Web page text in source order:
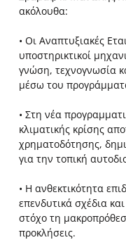
ακόλουθα:
• Οι Αναπτυξιακές
υποστηρικτικοί
γνώση, τεχνογνωσία
μέσω του
• Στη νέα
κλιματικής κρίσης
χρηματοδότησης,
για την τοπική
• Η ανθεκτικότητα
επενδυτικά σχέδια
στόχο τη
προκλήσεις.